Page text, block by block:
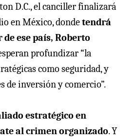
D.C., el canciller finalizará
en México, dondetendrá
ese país, Roberto
profundizar “la
como seguridad, y
de inversión y comercio”.
estratégico en
al crimen organizado. Y